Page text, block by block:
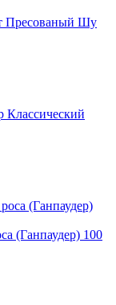
Пресованый Шу
Классический
(Ганпаудер) 100